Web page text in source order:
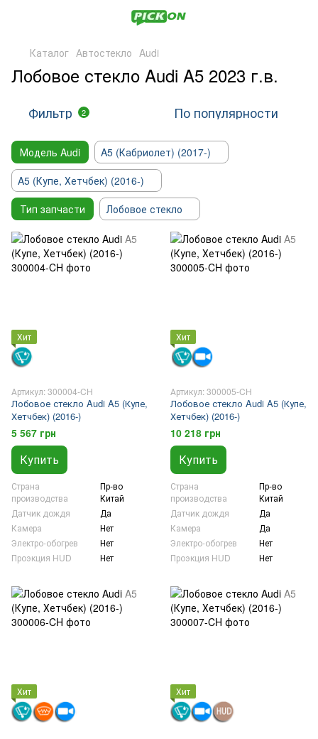
Каталог Автостекло Audi
Лобовое стекло Audi A5 2023 г.в.
Фильтр 2 По популярности
Модель Audi
A5 (Кабриолет) (2017-)
A5 (Купе, Хетчбек) (2016-)
Тип запчасти
Лобовое стекло
Хит
Артикул: 300004-CH
Лобовое стекло Audi A5 (Купе,
Хетчбек) (2016-)
5 567 грн
Купить
Страна
производства
Пр-во
Китай
Датчик дождя
Да
Камера
Нет
Электро-обогрев
Нет
Проэкция HUD
Нет
Хит
Артикул: 300005-CH
Лобовое стекло Audi A5 (Купе,
Хетчбек) (2016-)
10 218 грн
Купить
Страна
производства
Пр-во
Китай
Датчик дождя
Да
Камера
Да
Электро-обогрев
Нет
Проэкция HUD
Нет
Хит Хит